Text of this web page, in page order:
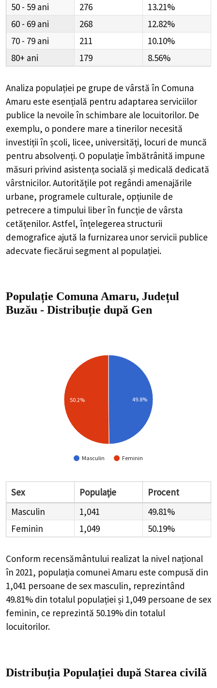
50 - 59
276
13.21%
60 - 69
268
12.82%
70 - 79
211
10.10%
80+
179 8.56%
Analiza populației pe grupe de vârstă în Comuna
Amaru este esențială pentru adaptarea serviciilor
publice la nevoile în schimbare ale locuitorilor. De
exemplu, o pondere mare a tinerilor necesită
investiții în școli, licee, universități, locuri de muncă
pentru absolvenți. O populație îmbătrânită impune
măsuri privind asistența socială și medicală dedicată
vârstnicilor. Autoritățile pot regândi amenajările
urbane, programele culturale, opțiunile de
petrecere a timpului liber în funcție de vârsta
cetățenilor. Astfel, înțelegerea structurii
demografice ajută la furnizarea unor servicii publice
adecvate fiecărui segment al populației.
Populație Comuna Amaru, Județul
Buzău - Distribuție după Gen
Masculin Feminin
49.8%
50.2%
Sex Populație
Procent
Masculin
1,041
49.81%
Feminin
1,049 50.19%
Conform recensământului realizat la nivel național
în 2021, populația comunei Amaru este compusă din
1,041 persoane de sex masculin, reprezintând
49.81% din totalul populației și 1,049 persoane de sex
feminin, ce reprezintă 50.19% din totalul
locuitorilor.
Distribuția Populației după Starea civilă